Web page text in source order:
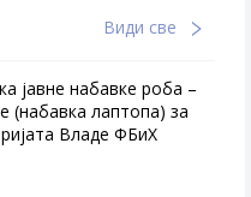
Види све
јавне набавке роба –
(набавка лаптопа) за
Владе ФБиХ